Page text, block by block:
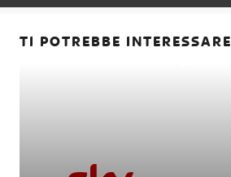
TI POTREBBE INTERESSARE